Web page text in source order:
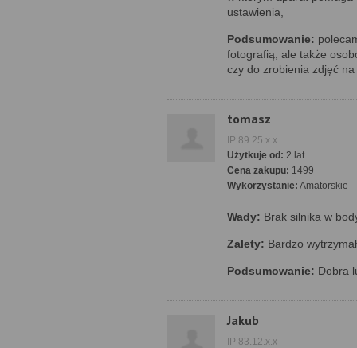
ustawienia,
Podsumowanie:
fotografią, ale także
czy do zrobienia zdjęć
tomasz
IP 89.25.x.x
Użytkuje od: 2 lat
Cena zakupu: 1499
Wykorzystanie: Amatorskie
Wady: Brak silnika w
Zalety: Bardzo
Podsumowanie: Dobra
Jakub
IP 83.12.x.x